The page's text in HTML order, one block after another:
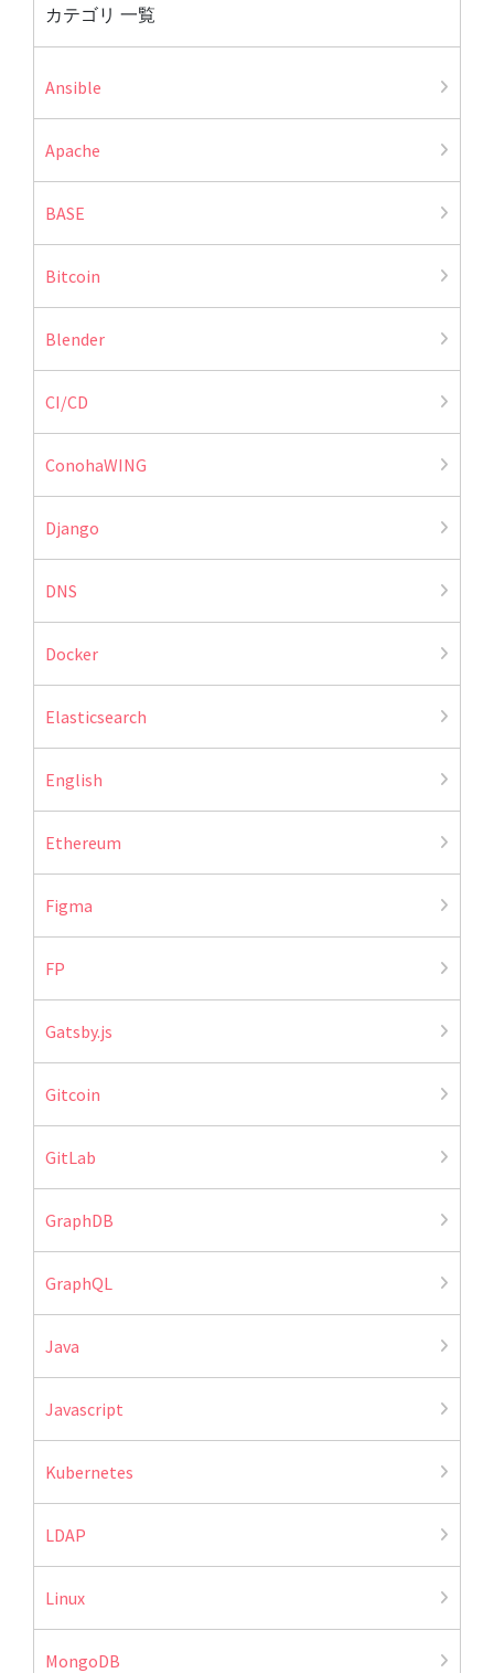
カテゴリ 一覧
Ansible
Apache
BASE
Bitcoin
Blender
CI/CD
ConohaWING
Django
DNS
Docker
Elasticsearch
English
Ethereum
Figma
FP
Gatsby.js
Gitcoin
GitLab
GraphDB
GraphQL
Java
Javascript
Kubernetes
LDAP
Linux
MongoDB